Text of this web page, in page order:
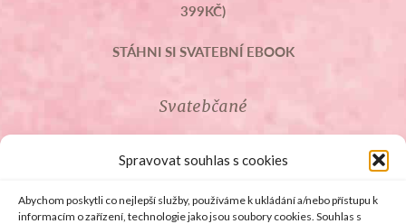
Spravovat souhlas s cookies
Abychom poskytli co nejlepší služby, používáme k ukládání a/nebo přístupu k
informacím o zařízení, technologie jako jsou soubory cookies. Souhlas s
399KČ)
STÁHNI SI SVATEBNÍ EBOOK
Svatebčané
ROZCESTNÍK PRO SVATEBČANY
SVATEBNÍ PROSLOVY